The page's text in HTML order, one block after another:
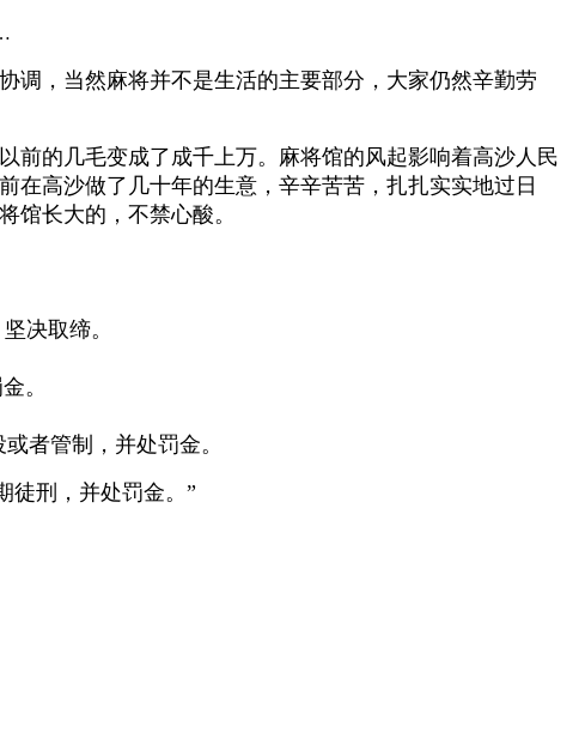
，当然麻将并不是生活的主要部分，大家仍然辛勤劳
前的几毛变成了成千上万。麻将馆的风起影响着高沙人民
在高沙做了几十年的生意，辛辛苦苦，扎扎实实地过日
馆长大的，不禁心酸。
决取缔。
。
者管制，并处罚金。
刑，并处罚金。”